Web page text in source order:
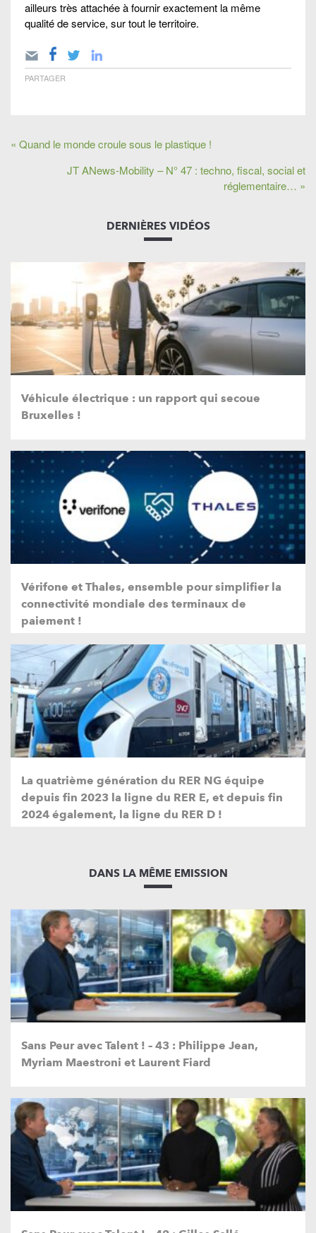
ailleurs très attachée à fournir exactement la même
qualité de service, sur tout le territoire.
PARTAGER
« Quand le monde croule sous le plastique !
JT ANews-Mobility – N° 47 : techno, fiscal, social et
réglementaire… »
DERNIÈRES VIDÉOS
Véhicule électrique : un rapport qui secoue
Bruxelles !
Vérifone et Thales, ensemble pour simplifier la
connectivité mondiale des terminaux de
paiement !
La quatrième génération du RER NG équipe
depuis fin 2023 la ligne du RER E, et depuis fin
2024 également, la ligne du RER D !
DANS LA MÊME EMISSION
Sans Peur avec Talent ! – 43 : Philippe Jean,
Myriam Maestroni et Laurent Fiard